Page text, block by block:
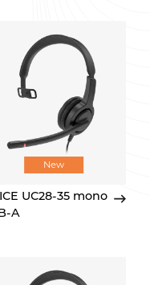
New
UC28-35 mono
A